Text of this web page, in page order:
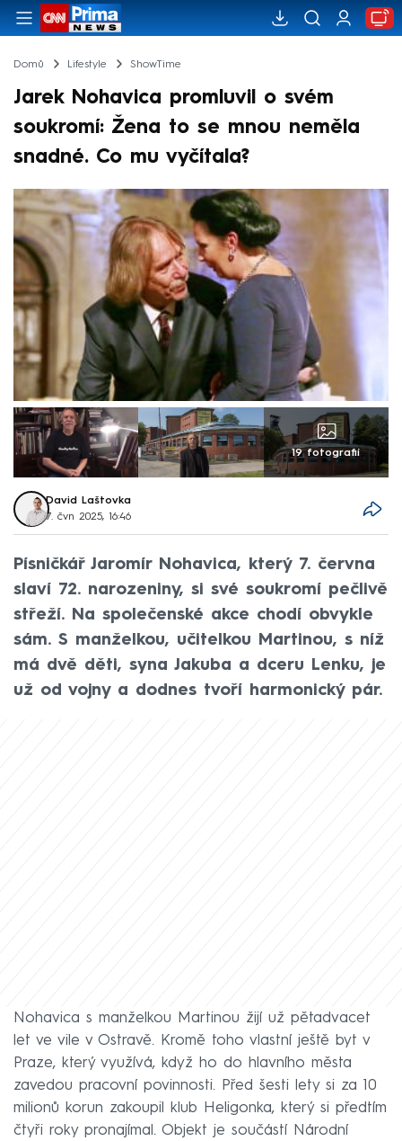
Domů Lifestyle ShowTime
Jarek Nohavica promluvil o svém
soukromí: Žena to se mnou neměla
snadné. Co mu vyčítala?
19 fotografií
David Laštovka
7. čvn 2025, 16:46
Písničkář Jaromír Nohavica, který 7. června
slaví 72. narozeniny, si své soukromí pečlivě
střeží. Na společenské akce chodí obvykle
sám. S manželkou, učitelkou Martinou, s níž
má dvě děti, syna Jakuba a dceru Lenku, je
už od vojny a dodnes tvoří harmonický pár.
Nohavica s manželkou Martinou žijí už pětadvacet
let ve vile v Ostravě. Kromě toho vlastní ještě byt v
Praze, který využívá, když ho do hlavního města
zavedou pracovní povinnosti. Před šesti lety si za 10
milionů korun zakoupil klub Heligonka, který si předtím
čtyři roky pronajímal. Objekt je součástí Národní